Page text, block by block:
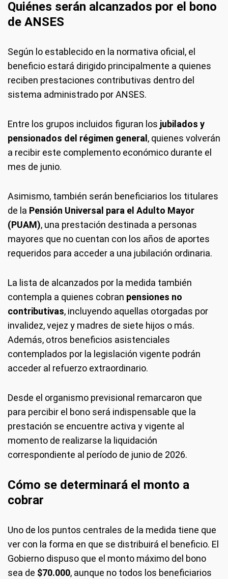
Quiénes serán alcanzados por el bono
de ANSES
Según lo establecido en la normativa oficial, el
beneficio estará dirigido principalmente a quienes
reciben prestaciones contributivas dentro del
sistema administrado por ANSES.
Entre los grupos incluidos figuran los jubilados y
pensionados del régimen general , quienes volverán
a recibir este complemento económico durante el
mes de junio.
Asimismo, también serán beneficiarios los titulares
de la Pensión Universal para el Adulto Mayor
(PUAM), una prestación destinada a personas
mayores que no cuentan con los años de aportes
requeridos para acceder a una jubilación ordinaria.
La lista de alcanzados por la medida también
contempla a quienes cobran pensiones no
contributivas, incluyendo aquellas otorgadas por
invalidez, vejez y madres de siete hijos o más.
Además, otros beneficios asistenciales
contemplados por la legislación vigente podrán
acceder al refuerzo extraordinario.
Desde el organismo previsional remarcaron que
para percibir el bono será indispensable que la
prestación se encuentre activa y vigente al
momento de realizarse la liquidación
correspondiente al período de junio de 2026.
Cómo se determinará el monto a
cobrar
Uno de los puntos centrales de la medida tiene que
ver con la forma en que se distribuirá el beneficio. El
Gobierno dispuso que el monto máximo del bono
sea de $70.000, aunque no todos los beneficiarios